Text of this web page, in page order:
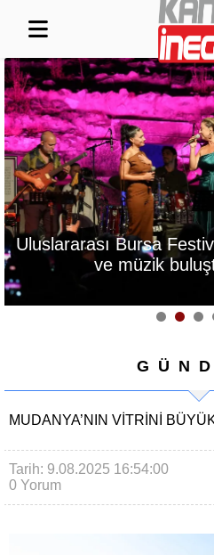
Uluslararası Bursa
ve müzik
MUDANYA’NIN VITRINI
Tarih: 9.08.2025 16:54:00
0 Yorum